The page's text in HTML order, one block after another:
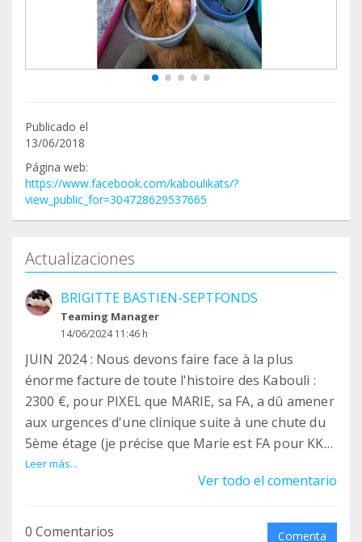
Publicado el
13/06/2018
Página web:
https://www.facebook.com/kaboulikats/?
view_public_for=304728629537665
Actualizaciones
BRIGITTE BASTIEN-SEPTFONDS
Teaming Manager
14/06/2024 11:46 h
JUIN 2024 : Nous devons faire face à la plus
énorme facture de toute l'histoire des Kabouli :
2300 €, pour PIXEL que MARIE, sa FA, a dû amener
aux urgences d'une clinique suite à une chute du
5ème étage (je précise que Marie est FA pour KK
depuis les tout débuts, que ses fenêtres ont
toujours été sécurisées, mais qu'elle avait dû
de travaux façade. Le jour de la chute, elle
Leer más...
Ver todo el comentario
0 Comentarios Comenta